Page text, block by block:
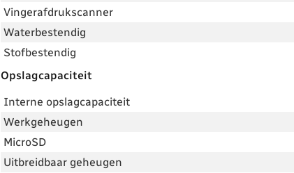
Vingerafdrukscanner
Waterbestendig
Stofbestendig
Opslagcapaciteit
Interne opslagcapaciteit
Werkgeheugen
MicroSD
Uitbreidbaar geheugen